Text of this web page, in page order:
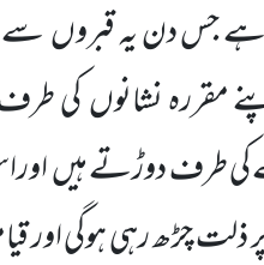
ہے جس دن یہ قبروںسے
مقررہ نشانوںکی
طرف دوڑتے ہیں
ذلت چڑھ رہی ہوگی